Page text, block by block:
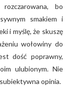
bo
smakiem i
i myślę, że skuszę
wołowiny do
dość poprawny,
ulubionym. Nie
opinia.